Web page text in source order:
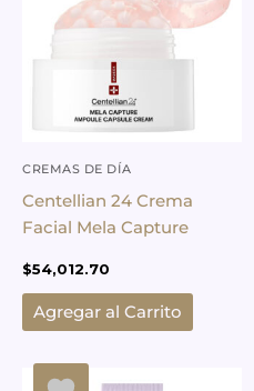
CREMAS DE DÍA
Centellian 24 Crema
Facial Mela Capture
$54,012.70
Agregar al Carrito